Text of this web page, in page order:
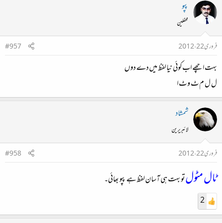
پپو
محفلین
فروری 22، 2012
#957
بہت اچھے اب کوئی نیا لفظ میں دے دوں
ل ل م ٹ و ٹ ا
شمشاد
لائبریرین
فروری 22، 2012
#958
ٹال مٹولتو بہت ہی آسان لفظ ہے پپو بھائی۔
2